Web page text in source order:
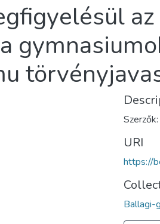
URI
https://
Ballagi-